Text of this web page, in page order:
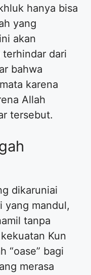
hanya bisa
yang
akan
terhindar dari
bahwa
karena
Allah
tersebut.
dikaruniai
yang mandul,
tanpa
Kun
“oase” bagi
merasa